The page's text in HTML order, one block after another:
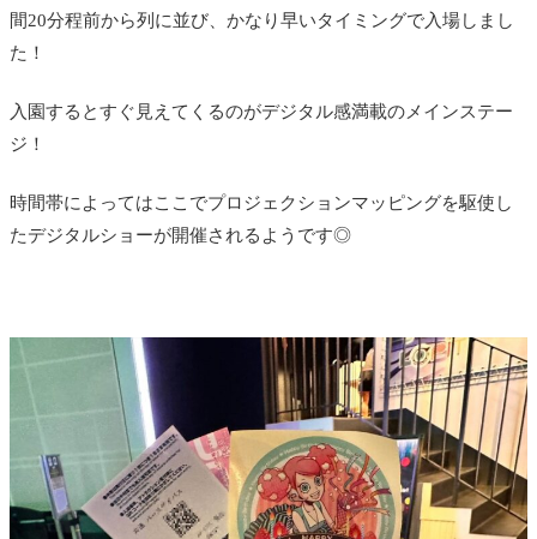
間20分程前から列に並び、かなり早いタイミングで入場しまし
た！
入園するとすぐ見えてくるのがデジタル感満載のメインステー
ジ！
時間帯によってはここでプロジェクションマッピングを駆使し
たデジタルショーが開催されるようです◎